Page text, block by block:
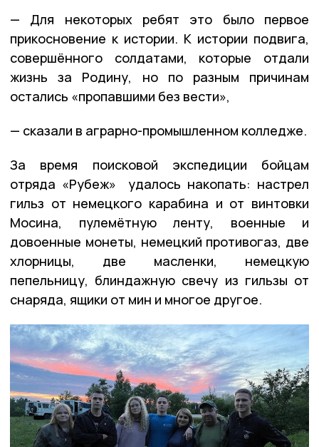
— Для некоторых ребят это было первое
прикосновение к истории. К истории подвига,
совершённого солдатами, которые отдали
жизнь за Родину, но по разным причинам
остались «пропавшими без вести»,
— сказали в аграрно-промышленном колледже.
За время поисковой экспедиции бойцам
отряда «Рубеж» удалось накопать: настрел
гильз от немецкого карабина и от винтовки
Мосина, пулемётную ленту, военные и
довоенные монеты, немецкий противогаз, две
хлорницы, две масленки, немецкую
пепельницу, блиндажную свечу из гильзы от
снаряда, ящики от мин и многое другое.